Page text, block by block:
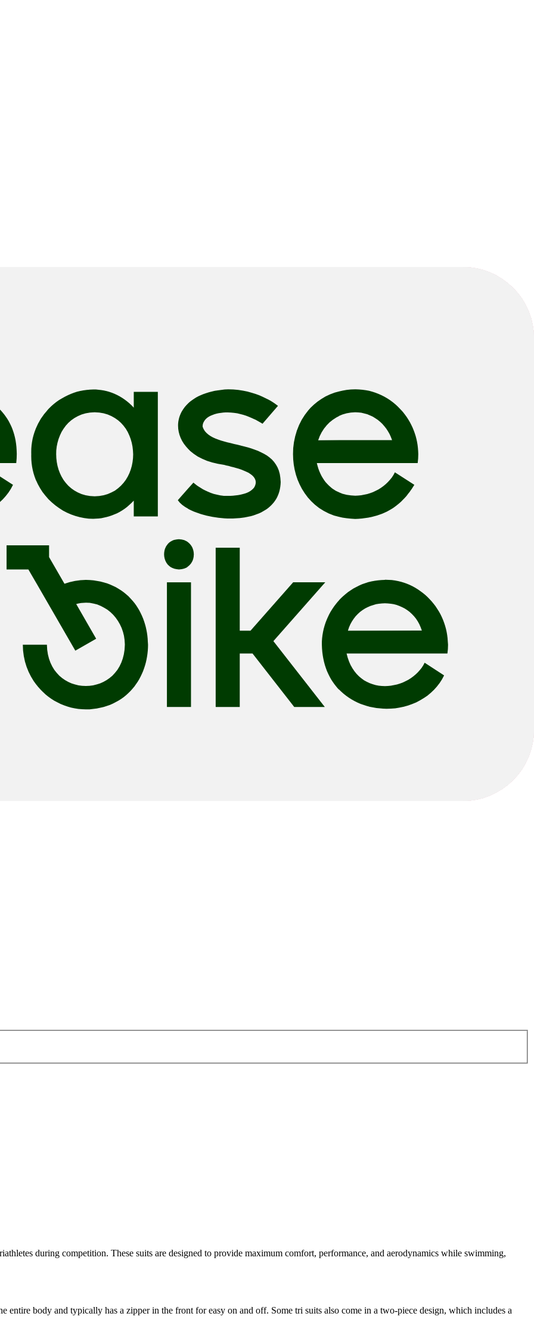
during competition. These suits are designed to provide maximum comfort, performance, and aerodynamics while swimming,
entire body and typically has a zipper in the front for easy on and off. Some tri suits also come in a two-piece design, which includes a